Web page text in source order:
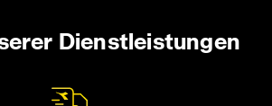
Dienstleistungen